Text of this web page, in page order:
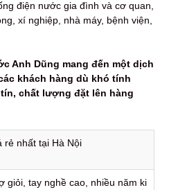
điện nước gia đình và cơ quan,
xí nghiệp, nhà máy, bệnh viện,
Anh Dũng mang đến một dịch
khách hàng dù khó tính
chất lượng đặt lên hàng
rẻ nhất tại Hà Nội
giỏi, tay nghề cao, nhiều năm ki